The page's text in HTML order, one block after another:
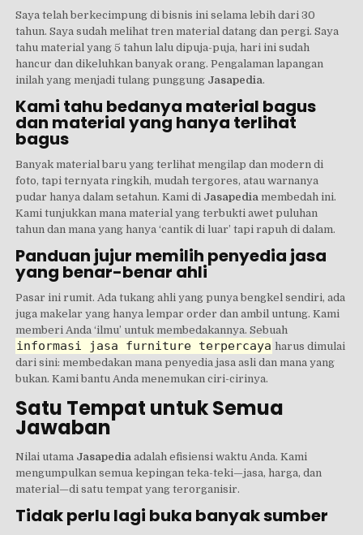
Saya telah berkecimpung di bisnis ini selama lebih dari 30
tahun. Saya sudah melihat tren material datang dan pergi. Saya
tahu material yang 5 tahun lalu dipuja-puja, hari ini sudah
hancur dan dikeluhkan banyak orang. Pengalaman lapangan
inilah yang menjadi tulang punggung Jasapedia.
Kami tahu bedanya material bagus
dan material yang hanya terlihat
bagus
Banyak material baru yang terlihat mengilap dan modern di
foto, tapi ternyata ringkih, mudah tergores, atau warnanya
pudar hanya dalam setahun. Kami di Jasapedia membedah ini.
Kami tunjukkan mana material yang terbukti awet puluhan
tahun dan mana yang hanya ‘cantik di luar’ tapi rapuh di dalam.
Panduan jujur memilih penyedia jasa
yang benar-benar ahli
Pasar ini rumit. Ada tukang ahli yang punya bengkel sendiri, ada
juga makelar yang hanya lempar order dan ambil untung. Kami
memberi Anda ‘ilmu’ untuk membedakannya. Sebuah
informasi jasa furniture terpercaya harus dimulai
dari sini: membedakan mana penyedia jasa asli dan mana yang
bukan. Kami bantu Anda menemukan ciri-cirinya.
Satu Tempat untuk Semua
Jawaban
Nilai utama Jasapedia adalah efisiensi waktu Anda. Kami
mengumpulkan semua kepingan teka-teki—jasa, harga, dan
material—di satu tempat yang terorganisir.
Tidak perlu lagi buka banyak sumber